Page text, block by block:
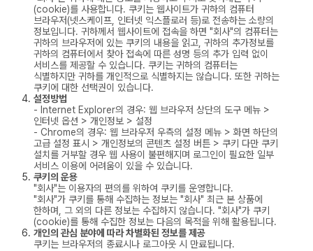
(cookie)를 사용합니다. 쿠키는 웹사이트가 귀하의 컴퓨터
브라우저(넷스케이프, 인터넷 익스플로러 등)로 전송하는 소량의
정보입니다. 귀하께서 웹사이트에 접속을 하면 "회사"의 컴퓨터는
귀하의 브라우저에 있는 쿠키의 내용을 읽고, 귀하의 추가정보를
귀하의 컴퓨터에서 찾아 접속에 따른 성명 등의 추가 입력 없이
서비스를 제공할 수 있습니다. 쿠키는 귀하의 컴퓨터는
식별하지만 귀하를 개인적으로 식별하지는 않습니다. 또한 귀하는
쿠키에 대한 선택권이 있습니다.
설정방법
- Internet Explorer의 경우: 웹 브라우저 상단의 도구 메뉴 >
인터넷 옵션 > 개인정보 > 설정
- Chrome의 경우: 웹 브라우저 우측의 설정 메뉴 > 화면 하단의
고급 설정 표시 > 개인정보의 콘텐츠 설정 버튼 > 쿠키 다만 쿠키
설치를 거부할 경우 웹 사용이 불편해지며 로그인이 필요한 일부
서비스 이용에 어려움이 있을 수 있습니다.
쿠키의 운용
"회사"는 이용자의 편의를 위하여 쿠키를 운영합니다.
"회사"가 쿠키를 통해 수집하는 정보는 "회사" 최근 본 상품에
한하며, 그 외의 다른 정보는 수집하지 않습니다. "회사"가 쿠키
(cookie)를 통해 수집한 정보는 다음의 목적을 위해 활용됩니다.
개인의 관심 분야에 따라 차별화된 정보를 제공
쿠키는 브라우저의 종료시나 로그아웃 시 만료됩니다.